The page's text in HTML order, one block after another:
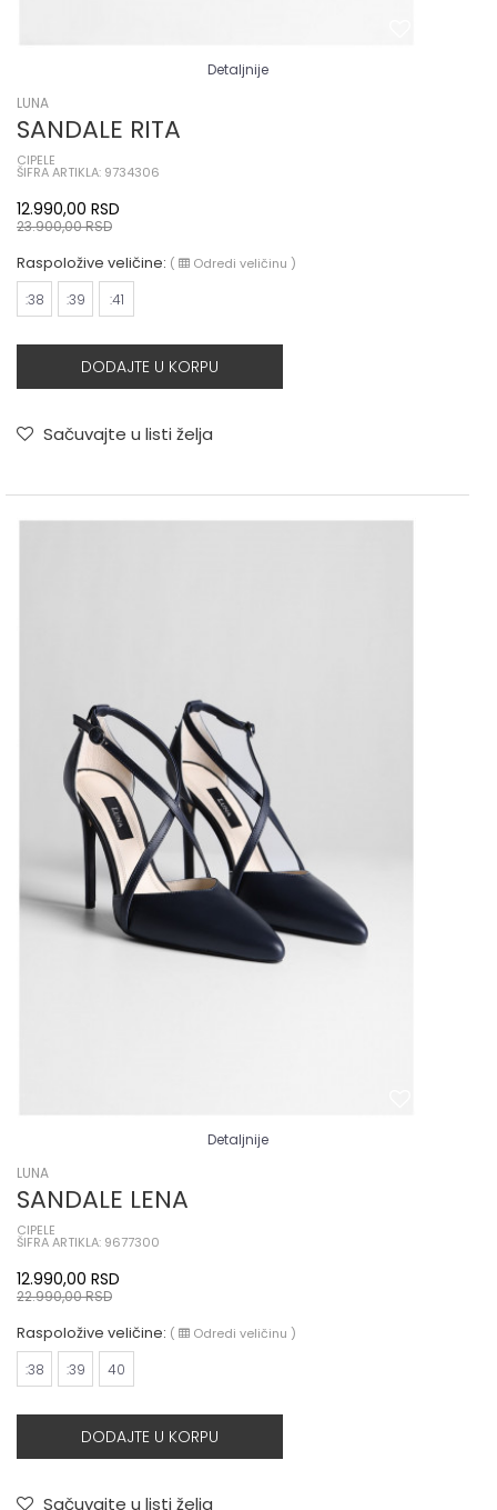
Detaljnije
LUNA
SANDALE RITA
CIPELE
ŠIFRA ARTIKLA: 9734306
12.990,00 RSD
23.900,00RSD
Raspoložive veličine: ( Odredi veličinu )
:38 :39 :41
DODAJTE U KORPU
Sačuvajte u listi želja
Detaljnije
LUNA
SANDALE LENA
CIPELE
ŠIFRA ARTIKLA: 9677300
12.990,00 RSD
22.990,00RSD
Raspoložive veličine: ( Odredi veličinu )
:38 :39 40
DODAJTE U KORPU
Sačuvajte u listi želja